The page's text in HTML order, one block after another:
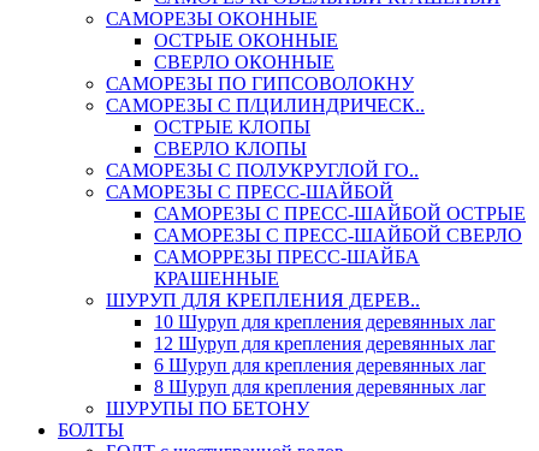
САМОРЕЗЫ ОКОННЫЕ
ОСТРЫЕ ОКОННЫЕ
СВЕРЛО ОКОННЫЕ
САМОРЕЗЫ ПО ГИПСОВОЛОКНУ
САМОРЕЗЫ С П/ЦИЛИНДРИЧЕСК..
ОСТРЫЕ КЛОПЫ
СВЕРЛО КЛОПЫ
САМОРЕЗЫ С ПОЛУКРУГЛОЙ ГО..
САМОРЕЗЫ С ПРЕСС-ШАЙБОЙ
САМОРЕЗЫ С ПРЕСС-ШАЙБОЙ ОСТРЫЕ
САМОРЕЗЫ С ПРЕСС-ШАЙБОЙ СВЕРЛО
САМОРРЕЗЫ ПРЕСС-ШАЙБА
КРАШЕННЫЕ
ШУРУП ДЛЯ КРЕПЛЕНИЯ ДЕРЕВ..
10 Шуруп для крепления деревянных лаг
12 Шуруп для крепления деревянных лаг
6 Шуруп для крепления деревянных лаг
8 Шуруп для крепления деревянных лаг
ШУРУПЫ ПО БЕТОНУ
БОЛТЫ